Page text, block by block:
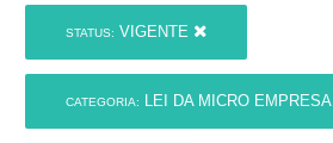
STATUS: VIGENTE
CATEGORIA: LEI DA MICRO EMPRESA